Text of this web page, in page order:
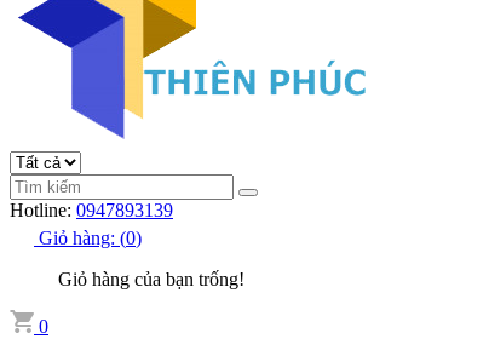
Hotline: 0947893139
Giỏ hàng: (0)
Giỏ hàng của bạn trống!
0